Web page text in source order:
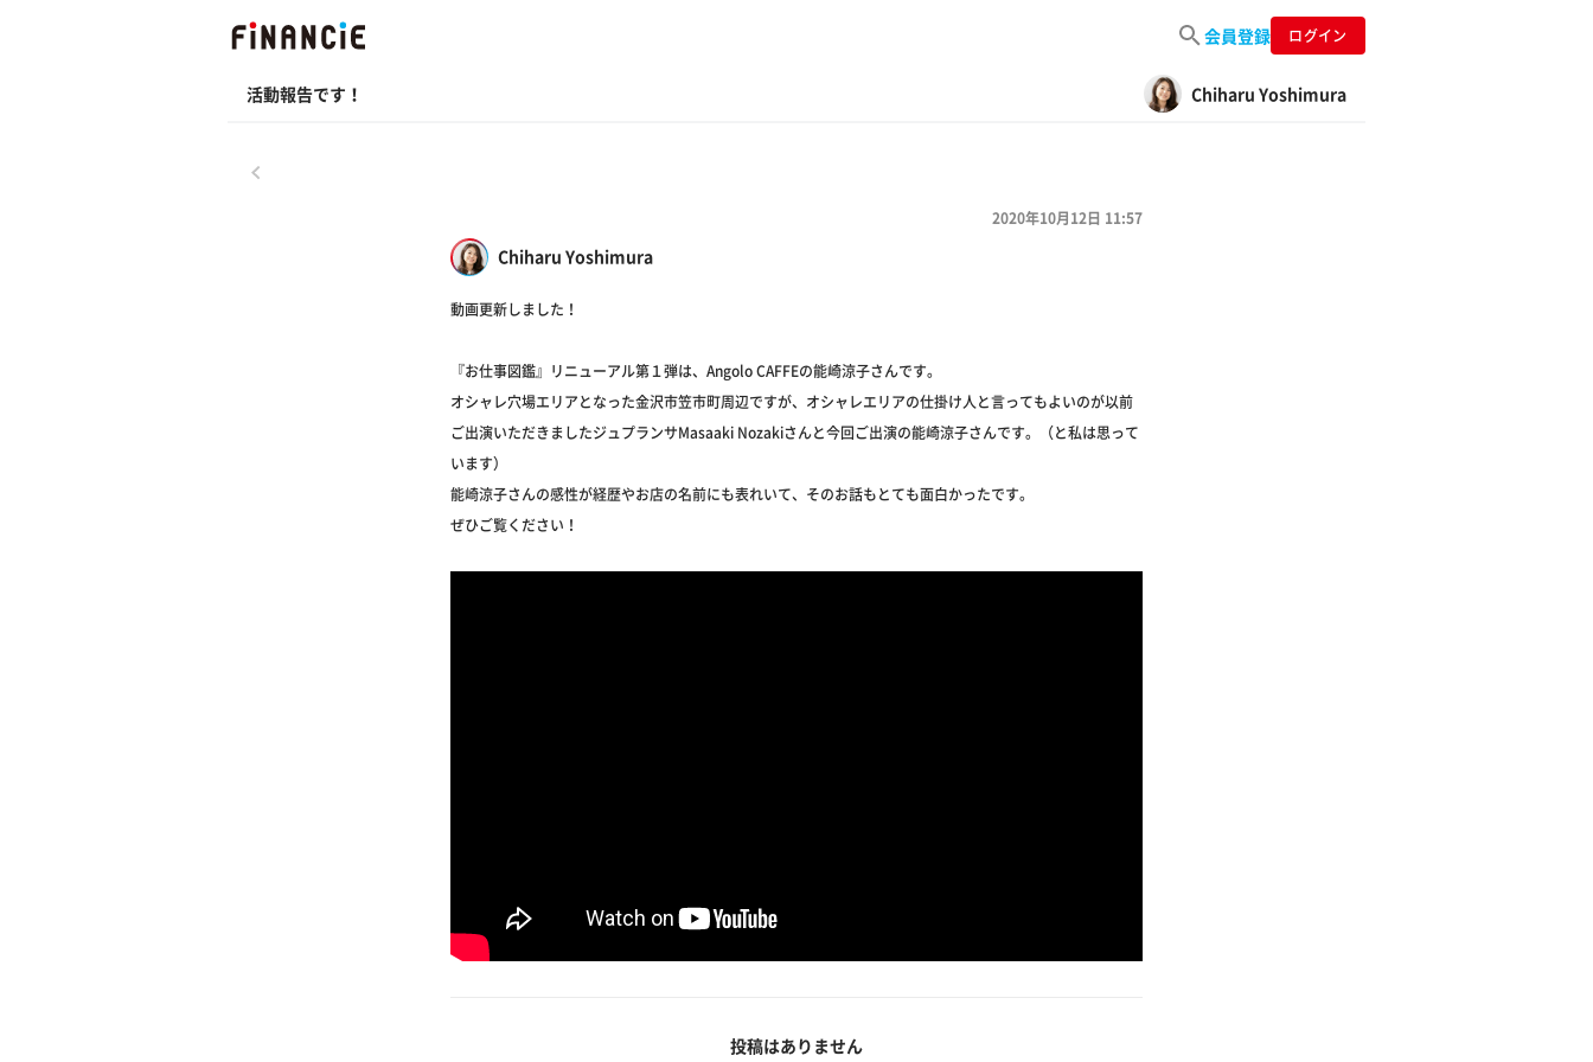
会員登録 ログイン
活動報告です！ Chiharu Yoshimura
Chiharu Yoshimura
2020年10月12日 11:57
動画更新しました！
『お仕事図鑑』リニューアル第１弾は、Angolo CAFFEの能崎涼子さんです。
オシャレ穴場エリアとなった金沢市笠市町周辺ですが、オシャレエリアの仕掛け人と言ってもよいのが以前
ご出演いただきましたジュプランサMasaaki Nozakiさんと今回ご出演の能崎涼子さんです。（と私は思って
います）
能崎涼子さんの感性が経歴やお店の名前にも表れいて、そのお話もとても面白かったです。
ぜひご覧ください！
投稿はありません